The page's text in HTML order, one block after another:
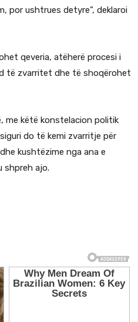
por ushtrues detyre”, deklaroi
qeveria, atëherë procesi i
të zvarritet dhe të shoqërohet
me këtë konstelacion politik
do të kemi zvarritje për
kushtëzime nga ana e
shpreh ajo.